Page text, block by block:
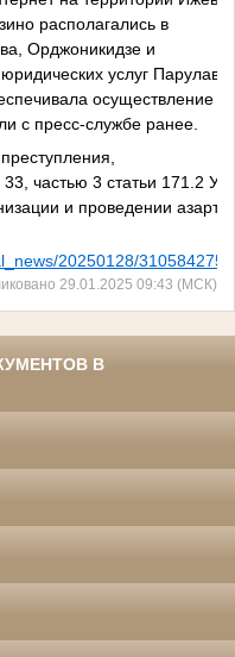
располагались в
Орджоникидзе и
услуг Парулава,
осуществление
с пресс-службе ранее.
33, частью 3 статьи 171.2
и проведении
20250128/
29.01.2025 09:43 (МСК)
В